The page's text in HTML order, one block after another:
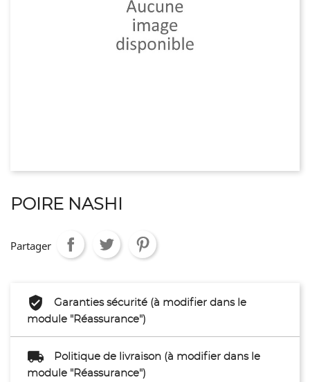
POIRE NASHI
Partager
Garanties sécurité (à modifier dans le
module "Réassurance")
Politique de livraison (à modifier dans le
module "Réassurance")